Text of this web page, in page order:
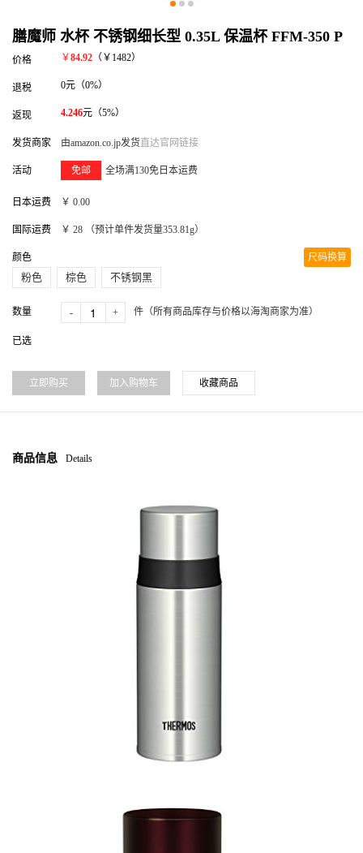
膳魔师 水杯 不锈钢细长型 0.35L 保温杯 FFM-350 P
价格 ￥84.92 （￥1482）
退税 0元（0%）
返现 4.246元（5%）
发货商家 由amazon.co.jp发货直达官网链接
活动 免邮 全场满130免日本运费
日本运费 ￥ 0.00
国际运费 ￥ 28 （预计单件发货量353.81g）
颜色
粉色 棕色 不锈钢黑
尺码换算
数量 - + 件（所有商品库存与价格以海淘商家为准）
已选
立即购买 加入购物车 收藏商品
商品信息 Details